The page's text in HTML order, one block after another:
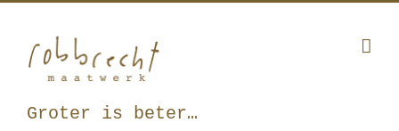
inhoud
010 341 12 20
Groter is beter…